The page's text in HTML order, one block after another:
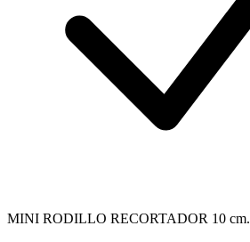
MINI RODILLO RECORTADOR 10 cm.